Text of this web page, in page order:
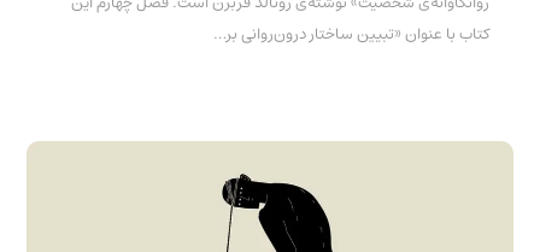
کتاب با عنوان «تبیین ساختار درون‌روانی بر…